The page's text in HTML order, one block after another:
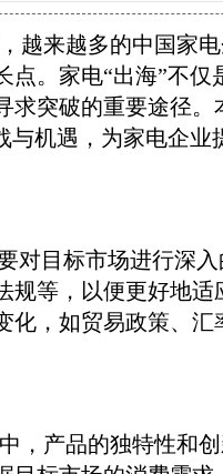
越来越多的中国家
点。家电“出海”不仅
求突破的重要途径
与机遇，为家电企业
对目标市场进行深
规等，以便更好地
化，如贸易政策、汇
，产品的独特性和